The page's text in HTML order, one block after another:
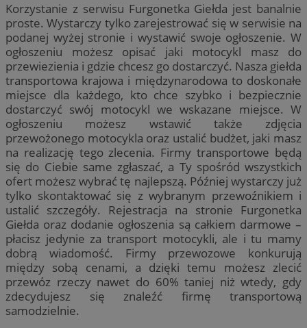
Korzystanie z serwisu Furgonetka Giełda jest banalnie
proste. Wystarczy tylko zarejestrować się w serwisie na
podanej wyżej stronie i wystawić swoje ogłoszenie. W
ogłoszeniu możesz opisać jaki motocykl masz do
przewiezienia i gdzie chcesz go dostarczyć. Nasza giełda
transportowa krajowa i międzynarodowa to doskonałe
miejsce dla każdego, kto chce szybko i bezpiecznie
dostarczyć swój motocykl we wskazane miejsce. W
ogłoszeniu możesz wstawić także zdjęcia
przewożonego motocykla oraz ustalić budżet, jaki masz
na realizację tego zlecenia. Firmy transportowe będą
się do Ciebie same zgłaszać, a Ty spośród wszystkich
ofert możesz wybrać tę najlepszą. Później wystarczy już
tylko skontaktować się z wybranym przewoźnikiem i
ustalić szczegóły. Rejestracja na stronie Furgonetka
Giełda oraz dodanie ogłoszenia są całkiem darmowe –
płacisz jedynie za transport motocykli, ale i tu mamy
dobrą wiadomość. Firmy przewozowe konkurują
między sobą cenami, a dzięki temu możesz zlecić
przewóz rzeczy nawet do 60% taniej niż wtedy, gdy
zdecydujesz się znaleźć firmę transportową
samodzielnie.